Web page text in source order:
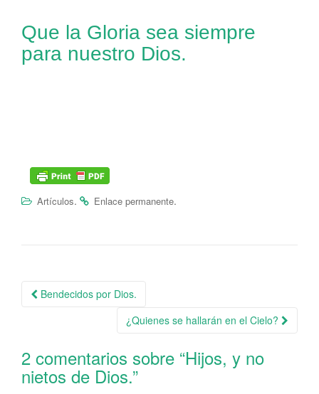
Que la Gloria sea siempre
para nuestro Dios.
Artículos. Enlace permanente.
Navegación de la entrada
Bendecidos por Dios.
¿Quienes se hallarán en el Cielo?
2 comentarios sobre “Hijos, y no
nietos de Dios.”